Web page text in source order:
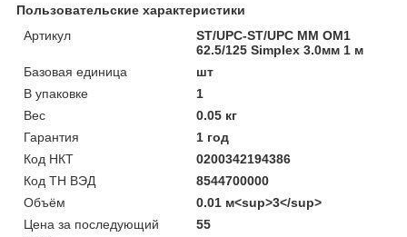
Пользовательские характеристики
Артикул
ST/UPC-ST/UPC MM OM1
62.5/125 Simplex 3.0мм 1 м
Базовая единица
шт
В упаковке
1
Вес
0.05 кг
Гарантия
1 год
Код НКТ
0200342194386
Код ТН ВЭД
8544700000
Объём
0.01 м<sup>3</sup>
Цена за последующий
55